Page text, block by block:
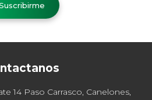
14 Paso Carrasco, Canelones,